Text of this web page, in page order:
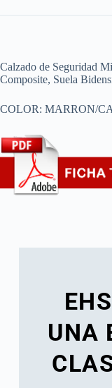
Calzado de Seguridad
Composite, Suela
COLOR: MARRON/
UNA